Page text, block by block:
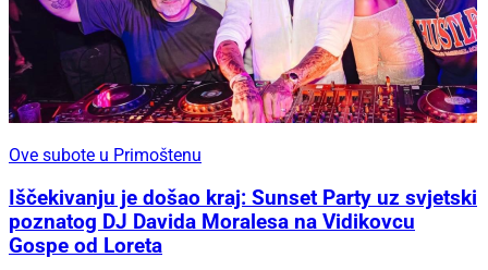
Ove subote u Primoštenu
Iščekivanju je došao kraj: Sunset Party uz svjetski
poznatog DJ Davida Moralesa na Vidikovcu
Gospe od Loreta